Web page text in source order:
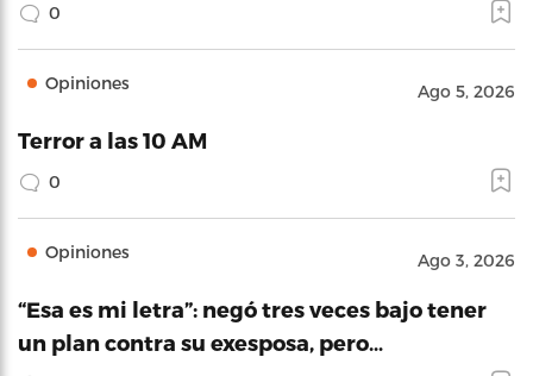
0
Opiniones Ago 5, 2026
Terror a las 10 AM
0
Opiniones Ago 3, 2026
“Esa es mi letra”: negó tres veces bajo tener
un plan contra su exesposa, pero…